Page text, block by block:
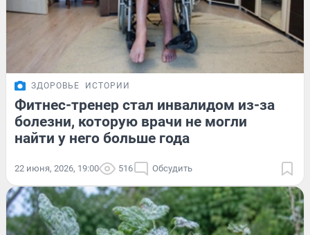
ЗДОРОВЬЕ ИСТОРИИ
Фитнес-тренер стал инвалидом из-за
болезни, которую врачи не могли
найти у него больше года
22 июня, 2026, 19:00 516 Обсудить